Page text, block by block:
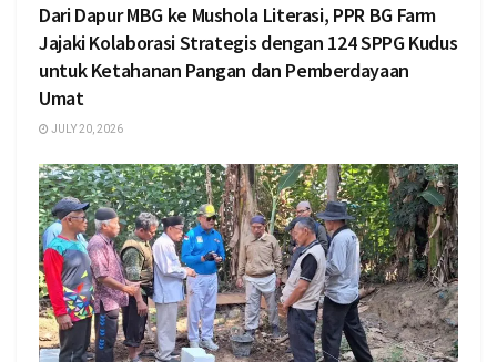
Dari Dapur MBG ke Mushola Literasi, PPR BG Farm
Jajaki Kolaborasi Strategis dengan 124 SPPG Kudus
untuk Ketahanan Pangan dan Pemberdayaan
Umat
JULY 20, 2026